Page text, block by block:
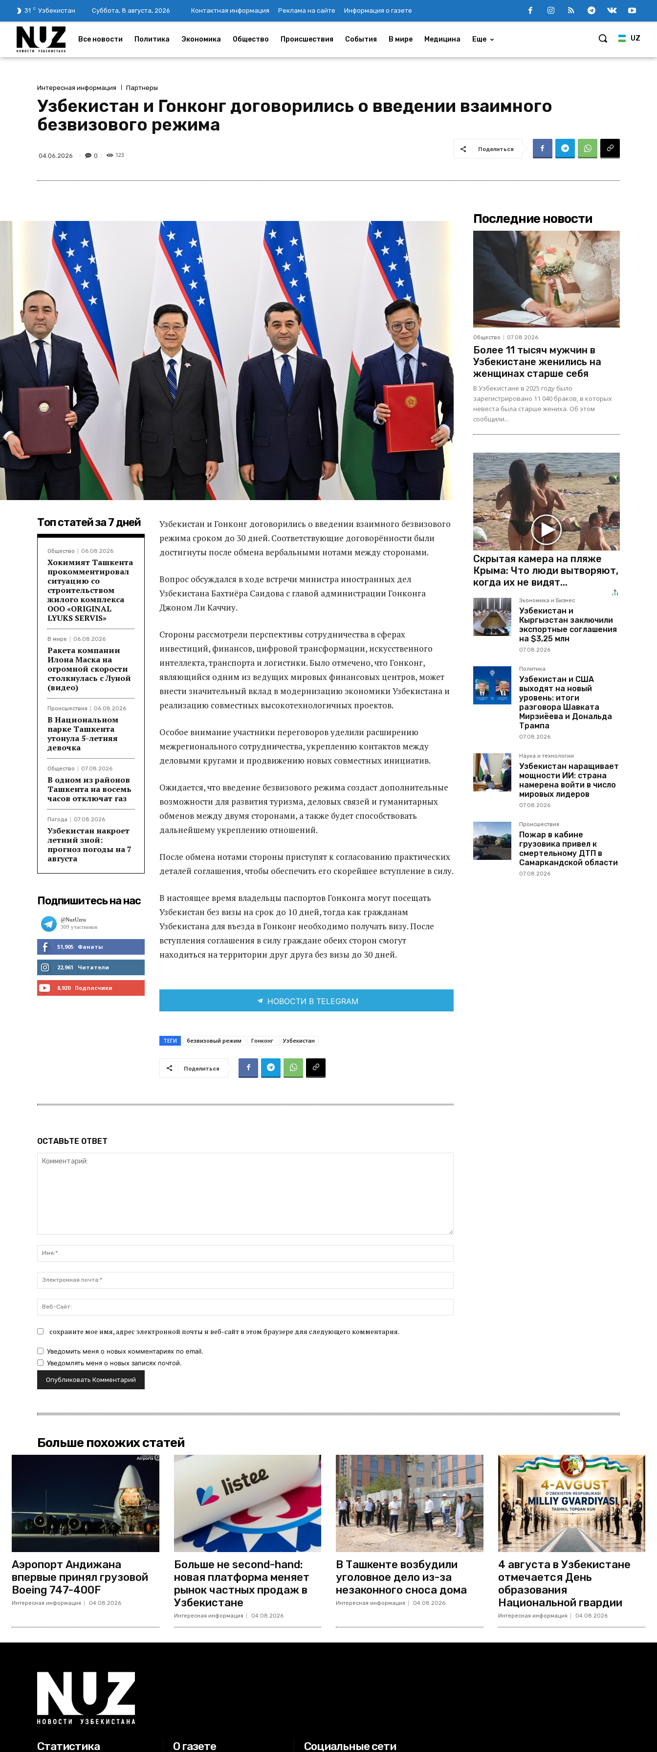
31 C Узбекистан Суббота, 8 августа, 2026 Контактная информация Реклама на сайте Информация о газете
UZ
Все новости Политика Экономика Общество Происшествия События В мире Медицина Еще
Интересная информация Партнеры
Узбекистан и Гонконг договорились о введении взаимного
безвизового режима
04.06.2026 0 123
Поделиться
Топ статей за 7 дней
Общество 06.08.2026
Хокимият Ташкента
прокомментировал
ситуацию со
строительством
жилого комплекса
ООО «ORIGINAL
LYUKS SERVIS»
В мире 06.08.2026
Ракета компании
Илона Маска на
огромной скорости
столкнулась с Луной
(видео)
Происшествия 06.08.2026
В Национальном
парке Ташкента
утонула 5-летняя
девочка
Общество 07.08.2026
В одном из районов
Ташкента на восемь
часов отключат газ
Погода 07.08.2026
Узбекистан накроет
летний зной:
прогноз погоды на 7
августа
Подпишитесь на нас
51,905 Фанаты
МНЕ НРАВИТСЯ
22,961 Читатели
8,920 Подписчики
Узбекистан и Гонконг договорились о введении взаимного безвизового
режима сроком до 30 дней. Соответствующие договорённости были
достигнуты после обмена вербальными нотами между сторонами.
Вопрос обсуждался в ходе встречи министра иностранных дел
Узбекистана Бахтиёра Саидова с главой администрации Гонконга
Джоном Ли Каччиу.
Стороны рассмотрели перспективы сотрудничества в сферах
инвестиций, финансов, цифровой трансформации, искусственного
интеллекта, транспорта и логистики. Было отмечено, что Гонконг,
являющийся одним из ведущих мировых финансовых центров, может
внести значительный вклад в модернизацию экономики Узбекистана и
реализацию совместных высокотехнологичных проектов.
Особое внимание участники переговоров уделили расширению
межрегионального сотрудничества, укреплению контактов между
деловыми кругами и продвижению новых совместных инициатив.
Ожидается, что введение безвизового режима создаст дополнительные
возможности для развития туризма, деловых связей и гуманитарных
обменов между двумя сторонами, а также будет способствовать
дальнейшему укреплению отношений.
После обмена нотами стороны приступят к согласованию практических
деталей соглашения, чтобы обеспечить его скорейшее вступление в силу.
В настоящее время владельцы паспортов Гонконга могут посещать
Узбекистан без визы на срок до 10 дней, тогда как гражданам
Узбекистана для въезда в Гонконг необходимо получать визу. После
вступления соглашения в силу граждане обеих сторон смогут
находиться на территории друг друга без визы до 30 дней.
НОВОСТИ В TELEGRAM
ТЕГИ безвизовый режим Гонконг Узбекистан
Поделиться
ОСТАВЬТЕ ОТВЕТ
почта:*
Сайт:
сохраните мое имя, адрес электронной почты и веб-сайт в этом браузере для следующего комментария.
Уведомить меня о новых комментариях по email.
Уведомлять меня о новых записях почтой.
Последние новости
Общество 07.08.2026
Более 11 тысяч мужчин в
Узбекистане женились на
женщинах старше себя
В Узбекистане в 2025 году было
зарегистрировано 11 040 браков, в которых
невеста была старше жениха. Об этом
сообщили...
Скрытая камера на пляже
Крыма: Что люди вытворяют,
когда их не видят...
Экономика и Бизнес
Узбекистан и
Кыргызстан заключили
экспортные соглашения
на $3,25 млн
07.08.2026
Политика
Узбекистан и США
выходят на новый
уровень: итоги
разговора Шавката
Мирзиёева и Дональда
Трампа
07.08.2026
Наука и технологии
Узбекистан наращивает
мощности ИИ: страна
намерена войти в число
мировых лидеров
07.08.2026
Происшествия
Пожар в кабине
грузовика привел к
смертельному ДТП в
Самаркандской области
07.08.2026
Больше похожих статей
Аэропорт Андижана
впервые принял грузовой
Boeing 747-400F
Интересная информация 04.08.2026
Больше не second-hand:
новая платформа меняет
рынок частных продаж в
Узбекистане
Интересная информация 04.08.2026
В Ташкенте возбудили
уголовное дело из-за
незаконного сноса дома
Интересная информация 04.08.2026
4 августа в Узбекистане
отмечается День
образования
Национальной гвардии
Интересная информация 04.08.2026
Статистика О газете Социальные сети